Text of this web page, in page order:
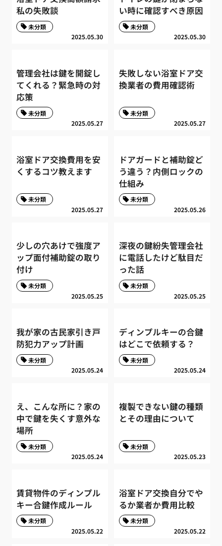
私の失敗談
2025.05.30
未分類
い時に確認すべき原因
2025.05.30
未分類
管理会社は鍵を開錠し
てくれる？緊急時の対
応策
2025.05.27
未分類
失敗しない浴室ドア交
換業者の費用確認術
2025.05.27
未分類
浴室ドア交換費用を安
くするコツ教えます
2025.05.27
未分類
ドアガードと補助錠ど
う違う？内側ロックの
仕組み
2025.05.26
未分類
少しの穴あけで強度ア
ップ面付補助錠の取り
付け
2025.05.25
未分類
深夜の鍵紛失管理会社
に電話したけど駄目だ
った話
2025.05.25
未分類
我が家の古民家引き戸
防犯力アップ計画
2025.05.24
未分類
ディンプルキーの合鍵
はどこで依頼する？
2025.05.24
未分類
え、こんな所に？家の
中で鍵を失くす意外な
場所
2025.05.24
未分類
複製できない鍵の種類
とその理由について
2025.05.23
未分類
賃貸物件のディンプル
キー合鍵作成ルール
2025.05.22
未分類
浴室ドア交換自分でや
るか業者か費用比較
2025.05.22
未分類